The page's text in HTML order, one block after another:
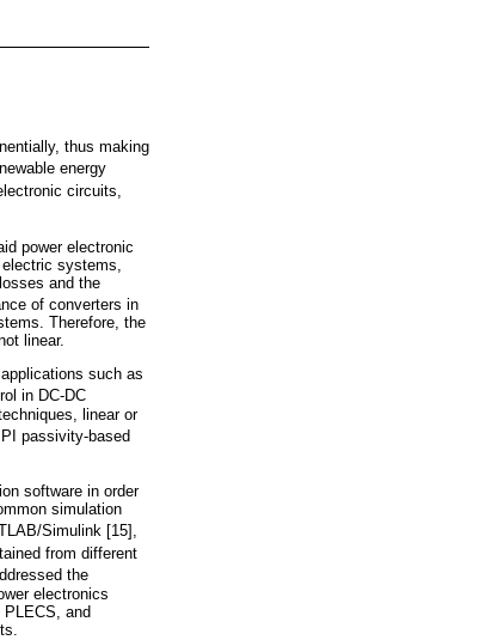
thus making
energy
circuits,
power electronic
systems,
and the
of converters in
Therefore, the
linear.
such as
in DC-DC
linear or
passivity-based
software in order
simulation
Simulink [15],
from different
the
electronics
and